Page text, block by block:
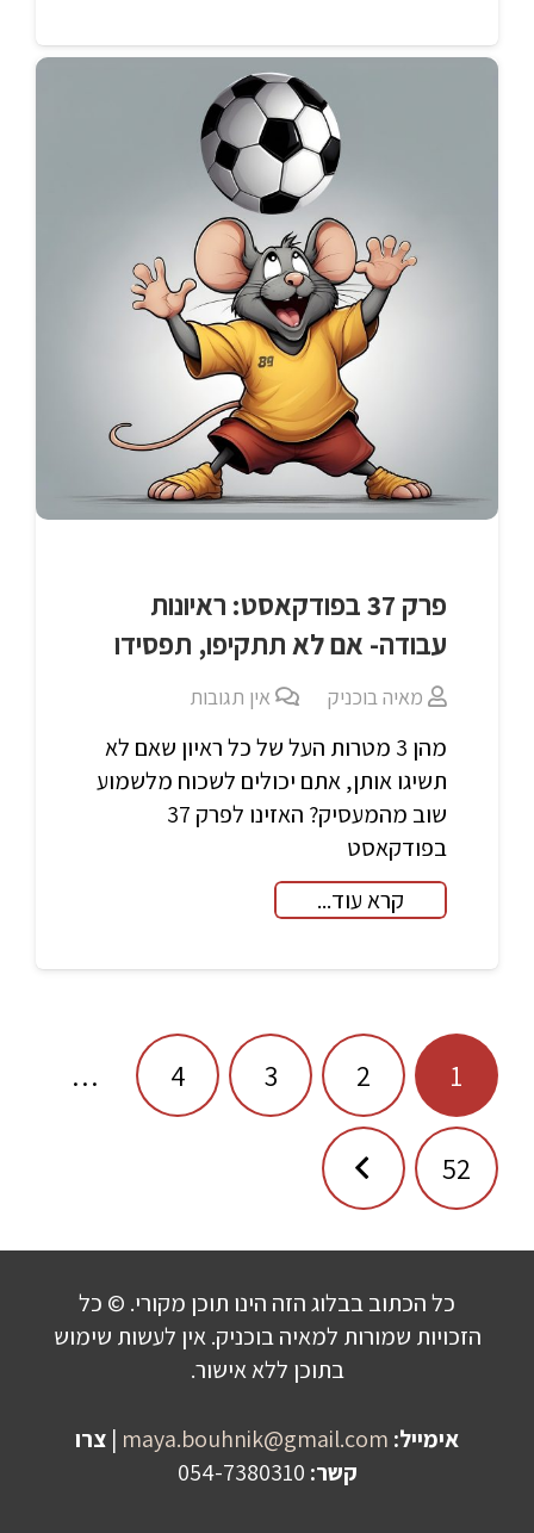
פרק 37 בפודקאסט: ראיונות
עבודה- אם לא תתקיפו, תפסידו
מאיה בוכניק אין תגובות
מהן 3 מטרות העל של כל ראיון שאם לא
תשיגו אותן, אתם יכולים לשכוח מלשמוע
שוב מהמעסיק? האזינו לפרק 37
בפודקאסט
קרא עוד...
ניווט
1
2
3
4
…
52
כל הכתוב בבלוג הזה הינו תוכן מקורי. © כל
הזכויות שמורות למאיה בוכניק. אין לעשות שימוש
בתוכן ללא אישור.
אימייל: maya.bouhnik@gmail.com
| צרו
קשר: